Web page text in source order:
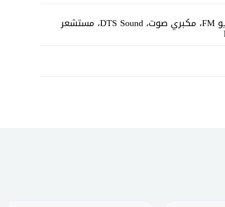
واي فاي 5G/2.4G، بلوتوث، أشعة تحت الحمراء IR، راديو FM، مكبري صوت، DTS Sound، مستشعر